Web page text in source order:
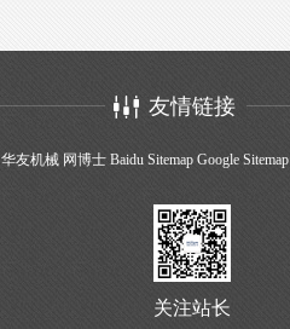
友情链接
华友机械 网博士 Baidu Sitemap Google Sitemap
关注站长